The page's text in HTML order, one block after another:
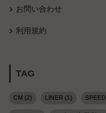
お問い合わせ
利用規約
TAG
CM (2) LINER (1) SPEED